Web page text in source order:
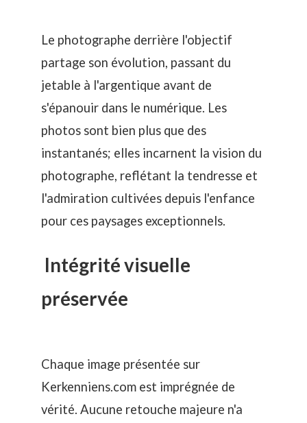
Le photographe derrière l'objectif
partage son évolution, passant du
jetable à l'argentique avant de
s'épanouir dans le numérique. Les
photos sont bien plus que des
instantanés; elles incarnent la vision du
photographe, reflétant la tendresse et
l'admiration cultivées depuis l'enfance
pour ces paysages exceptionnels.
Intégrité visuelle
préservée
Chaque image présentée sur
Kerkenniens.com est imprégnée de
vérité. Aucune retouche majeure n'a